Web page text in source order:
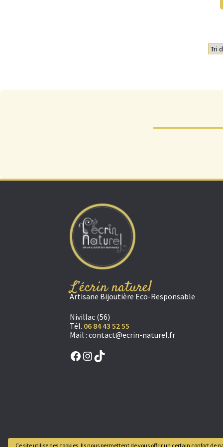
L’écrin naturel
Artisane Bijoutière Eco-Responsable
Nivillac (56)
Tél. 06 84 43 52 55
Mail :contact@ecrin-naturel.fr
Facebook
Instagram
TikTok
Ce site utilise des cookies. Ils nous permettent de vous offrir un certain confort